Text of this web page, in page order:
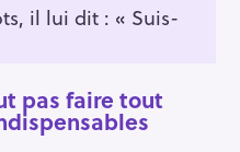
il lui dit : « Suis-
pas faire tout